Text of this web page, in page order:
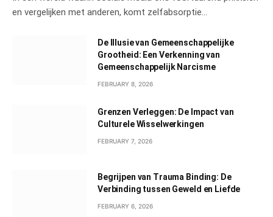
en vergelijken met anderen, komt zelfabsorptie…
De Illusie van Gemeenschappelijke
Grootheid: Een Verkenning van
Gemeenschappelijk Narcisme
FEBRUARY 8, 2026
Grenzen Verleggen: De Impact van
Culturele Wisselwerkingen
FEBRUARY 7, 2026
Begrijpen van Trauma Binding: De
Verbinding tussen Geweld en Liefde
FEBRUARY 6, 2026